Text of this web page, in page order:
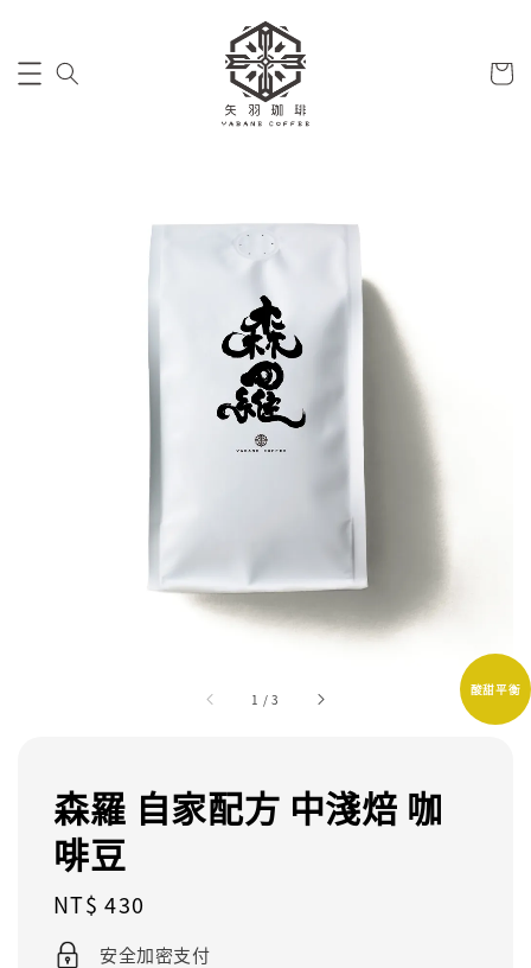
1 /3
酸甜平衡
森羅 自家配方 中淺焙 咖
啡豆
Regular
price
NT$ 430
安全加密支付